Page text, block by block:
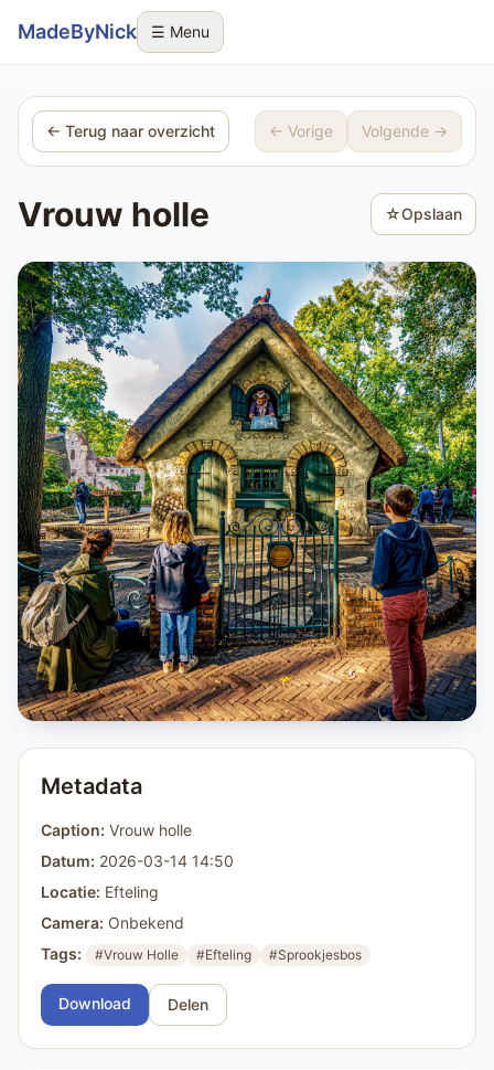
Sla navigatie over
MadeByNick ☰ Menu
← Terug naar overzicht ← Vorige Volgende →
Vrouw holle ☆Opslaan
Metadata
Caption: Vrouw holle
Datum: 2026-03-14 14:50
Locatie: Efteling
Camera: Onbekend
Tags:
#Vrouw Holle #Efteling #Sprookjesbos
Download Delen